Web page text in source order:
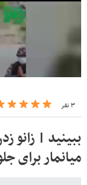
۳ نفر
ببینید | زانو
میانمار برای